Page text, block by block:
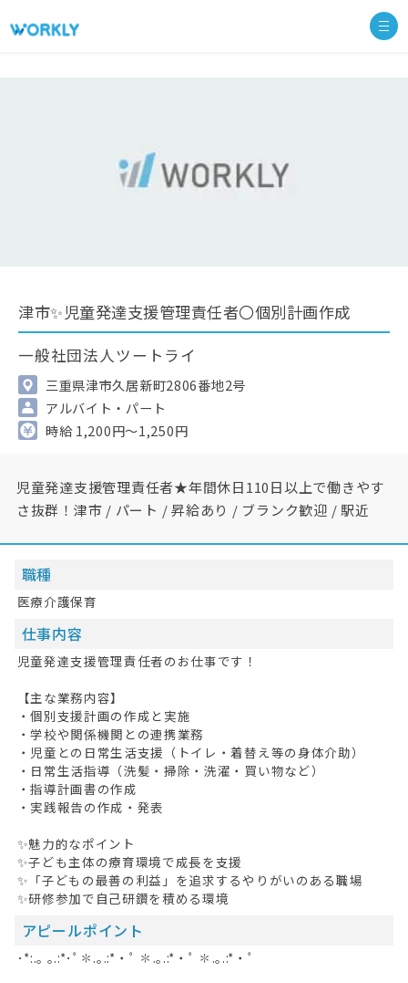
津市✨児童発達支援管理責任者〇個別計画作成
一般社団法人ツートライ
三重県津市久居新町2806番地2号
アルバイト・パート
時給 1,200円～1,250円
児童発達支援管理責任者★年間休日110日以上で働きやす
さ抜群！津市 / パート / 昇給あり / ブランク歓迎 / 駅近
職種
医療介護保育
仕事内容
児童発達支援管理責任者のお仕事です！
【主な業務内容】
・個別支援計画の作成と実施
・学校や関係機関との連携業務
・児童との日常生活支援（トイレ・着替え等の身体介助）
・日常生活指導（洗髪・掃除・洗濯・買い物など）
・指導計画書の作成
・実践報告の作成・発表
✨魅力的なポイント
✨子ども主体の療育環境で成長を支援
✨「子どもの最善の利益」を追求するやりがいのある職場
✨研修参加で自己研鑽を積める環境
アピールポイント
･*:.｡ ｡.:*･ﾟ✽.｡.:*・ﾟ ✽.｡.:*・ﾟ ✽.｡.:*・ﾟ